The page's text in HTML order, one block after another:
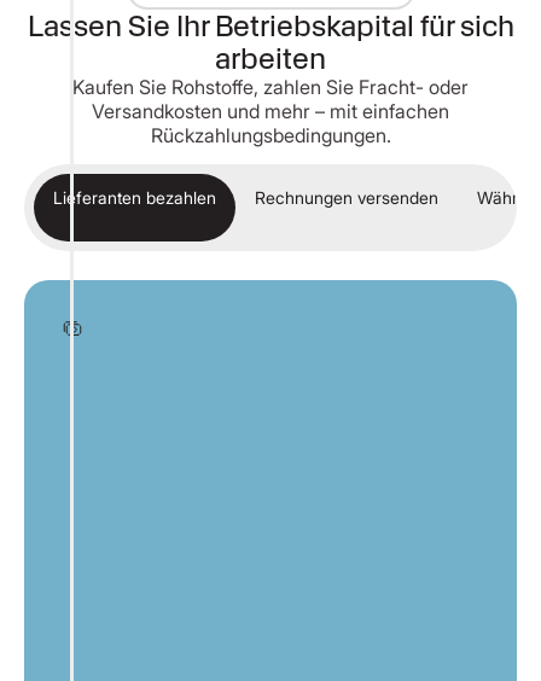
Lassen Sie Ihr Betriebskapital für sich
arbeiten
Kaufen Sie Rohstoffe, zahlen Sie Fracht- oder
Versandkosten und mehr – mit einfachen
Rückzahlungsbedingungen.
Lieferanten bezahlen Rechnungen versenden